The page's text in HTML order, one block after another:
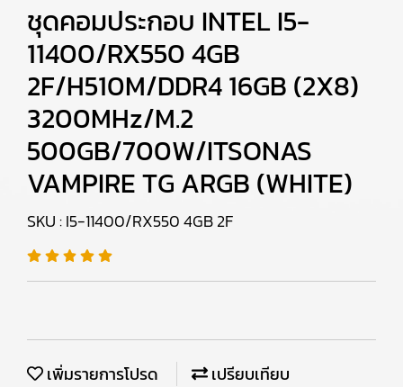
ชุดคอมประกอบ INTEL I5-
11400/RX550 4GB
2F/H510M/DDR4 16GB (2X8)
3200MHz/M.2
500GB/700W/ITSONAS
VAMPIRE TG ARGB (WHITE)
SKU : I5-11400/RX550 4GB 2F
เพิ่มรายการโปรด
เปรียบเทียบ